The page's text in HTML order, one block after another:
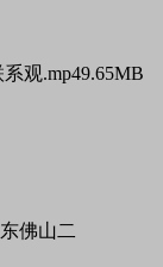
观.mp49.65MB
佛山二